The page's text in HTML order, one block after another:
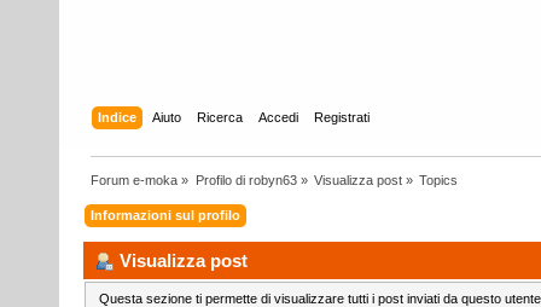
Indice Aiuto Ricerca Accedi Registrati
Forum e-moka » Profilo di robyn63» Visualizza post» Topics
Informazioni sul profilo
Visualizza post
Questa sezione ti permette di visualizzare tutti i post inviati da questo